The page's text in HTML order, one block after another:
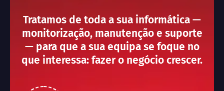
Tratamos de toda a sua informática —
monitorização, manutenção e suporte
— para que a sua equipa se foque no
que interessa: fazer o negócio crescer.